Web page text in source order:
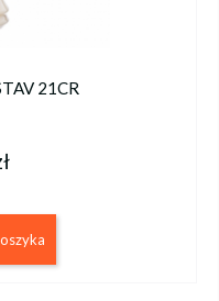
21CR